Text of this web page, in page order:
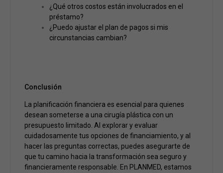
¿Qué otros costos están involucrados en el
préstamo?
¿Puedo ajustar el plan de pagos si mis
circunstancias cambian?
Conclusión
La planificación financiera es esencial para quienes
desean someterse a una cirugía plástica con un
presupuesto limitado. Al explorar y evaluar
cuidadosamente tus opciones de financiamiento, y al
hacer las preguntas correctas, puedes asegurarte de
que tu camino hacia la transformación sea seguro y
financieramente responsable. En PLANMED, estamos